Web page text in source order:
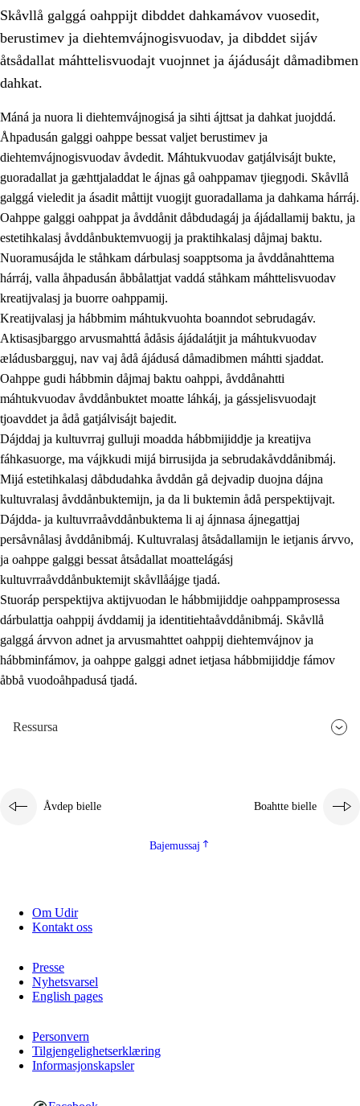
1. Åhpadusá árvvovuodo
1.1 Almasjárvvo
Identitiehtta ja kultuvralasj moattevuohta
1.3 Lájttális ájádallam ja estetihkalasj diedulasjvuohta
Dahkamávvo, berustibme ja diehtemvájnogisvuohta
1.5 Vieledus luonnduj ja birásdiedulasjvuohta
1.6 Demokratijja ja oassálasstem
Skåvllå galggá oahppijt dibddet dahkamávov vuosedit,
berustimev ja diehtemvájnogisvuodav, ja dibddet sijáv
åtsådallat máhttelisvuodajt vuojnnet ja ájádusájt dåmadibmen
dahkat.
Máná ja nuora li diehtemvájnogisá ja sihti ájttsat ja dahkat juojddá.
Åhpadusán galggi oahppe bessat valjet berustimev ja
diehtemvájnogisvuodav åvdedit. Máhtukvuodav gatjálvisájt bukte,
guoradallat ja gæhttjaladdat le ájnas gå oahppamav tjiegŋodi. Skåvllå
galggá vieledit ja ásadit måttijt vuogijt guoradallama ja dahkama hárráj.
Oahppe galggi oahppat ja åvddånit dåbdudagáj ja ájádallamij baktu, ja
estetihkalasj åvddånbuktemvuogij ja praktihkalasj dåjmaj baktu.
Nuoramusájda le ståhkam dárbulasj soapptsoma ja åvddånahttema
hárráj, valla åhpadusán åbbålattjat vaddá ståhkam máhttelisvuodav
kreatijvalasj ja buorre oahppamij.
Kreatijvalasj ja hábbmim máhtukvuohta boanndot sebrudagáv.
Aktisasjbarggo arvusmahttá ådåsis ájádalátjit ja máhtukvuodav
æládusbargguj, nav vaj ådå ájádusá dåmadibmen máhtti sjaddat.
Oahppe gudi hábbmin dåjmaj baktu oahppi, åvddånahtti
máhtukvuodav åvddånbuktet moatte láhkáj, ja gássjelisvuodajt
tjoavddet ja ådå gatjálvisájt bajedit.
Dájddaj ja kultuvrraj gulluji moadda hábbmijiddje ja kreatijva
fáhkasuorge, ma vájkkudi mijá birrusijda ja sebrudakåvddånibmáj.
Mijá estetihkalasj dåbdudahka åvddån gå dejvadip duojna dájna
kultuvralasj åvddånbuktemijn, ja da li buktemin ådå perspektijvajt.
Dájdda- ja kultuvrraåvddånbuktema li aj ájnnasa ájnegattjaj
persåvnålasj åvddånibmáj. Kultuvralasj åtsådallamijn le ietjanis árvvo,
ja oahppe galggi bessat åtsådallat moattelágásj
kultuvrraåvddånbuktemijt skåvllåájge tjadá.
Stuoráp perspektijva aktijvuodan le hábbmijiddje oahppamprosessa
dárbulattja oahppij ávddamij ja identitiehtaåvddånibmáj. Skåvllå
galggá árvvon adnet ja arvusmahttet oahppij diehtemvájnov ja
hábbminfámov, ja oahppe galggi adnet ietjasa hábbmijiddje fámov
åbbå vuodoåhpadusá tjadá.
Ressursa
Åvdep bielle Boahtte bielle
Bajemussaj
Om Udir
Kontakt oss
Presse
Nyhetsvarsel
English pages
Personvern
Tilgjengelighetserklæring
Informasjonskapsler